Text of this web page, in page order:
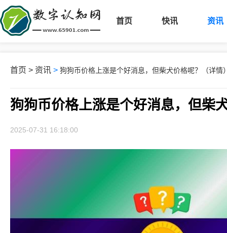
首页 快讯 资讯
首页 > 资讯 > 狗狗币价格上涨是个好消息，但柴犬价格呢？（详情
狗狗币价格上涨是个好消息，但柴
2025-07-31 16:18:00